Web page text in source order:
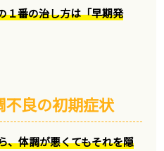
１番の治し方は「早期発
良の初期症状
、体調が悪くてもそれを隠